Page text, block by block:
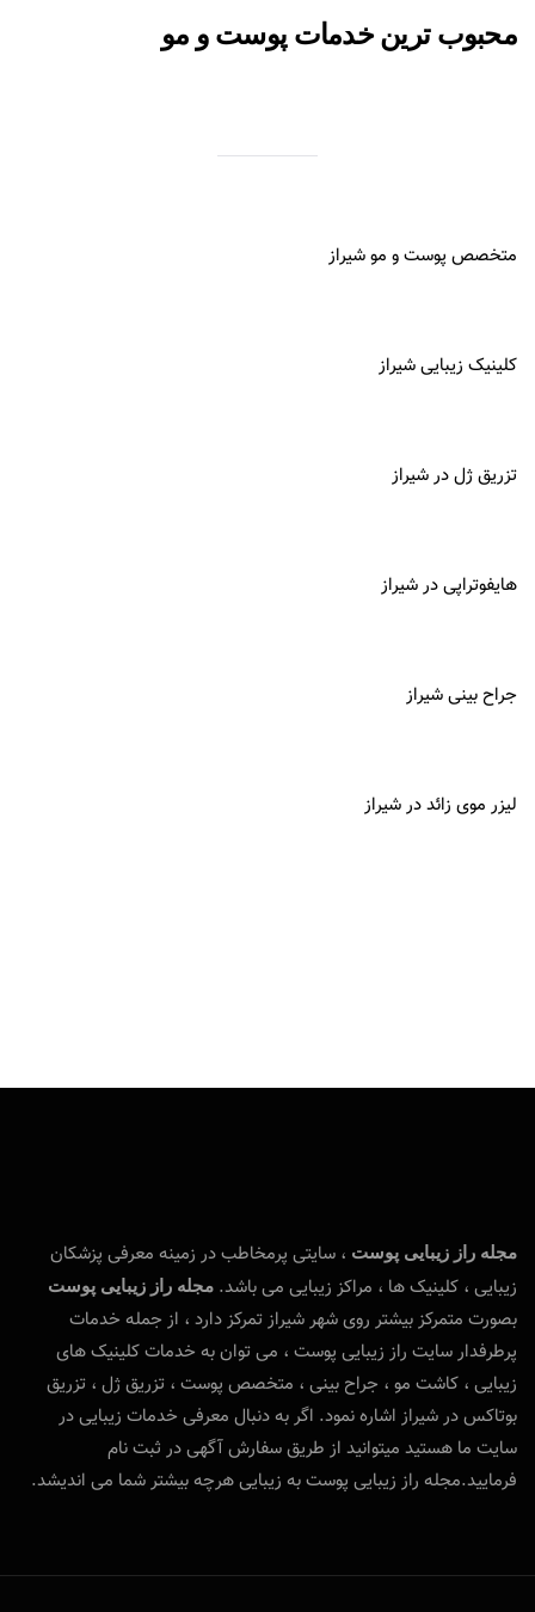
محبوب ترین خدمات پوست و مو
متخصص پوست و مو شیراز
کلینیک زیبایی شیراز
تزریق ژل در شیراز
هایفوتراپی در شیراز
جراح بینی شیراز
لیزر موی زائد در شیراز
مجله راز زیبایی پوست ، سایتی پرمخاطب در زمینه معرفی پزشکان
زیبایی ، کلینیک ها ، مراکز زیبایی می باشد. مجله راز زیبایی پوست
بصورت متمرکز بیشتر روی شهر شیراز تمرکز دارد ، از جمله خدمات
پرطرفدار سایت راز زیبایی پوست ، می توان به خدمات کلینیک های
زیبایی ، کاشت مو ، جراح بینی ، متخصص پوست ، تزریق ژل ، تزریق
بوتاکس در شیراز اشاره نمود. اگر به دنبال معرفی خدمات زیبایی در
سایت ما هستید میتوانید از طریق سفارش آگهی در ثبت نام
فرمایید.مجله راز زیبایی پوست به زیبایی هرچه بیشتر شما می اندیشد.